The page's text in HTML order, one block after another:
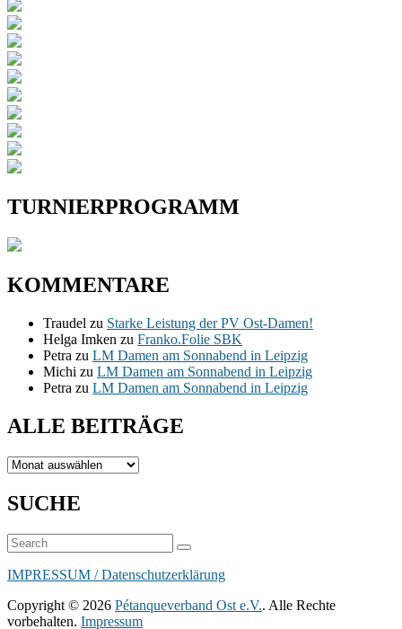
TURNIERPROGRAMM
KOMMENTARE
Traudel zu Starke Leistung der PV Ost-Damen!
Helga Imken zu Franko.Folie SBK
Petra zu LM Damen am Sonnabend in Leipzig
Michi zu LM Damen am Sonnabend in Leipzig
Petra zu LM Damen am Sonnabend in Leipzig
ALLE BEITRÄGE
ALLE
SUCHE
Suchen
nach:
Suchen
IMPRESSUM / Datenschutzerklärung
Copyright © 2026 Pétanqueverband Ost e.V.. Alle Rechte
vorbehalten. Impressum